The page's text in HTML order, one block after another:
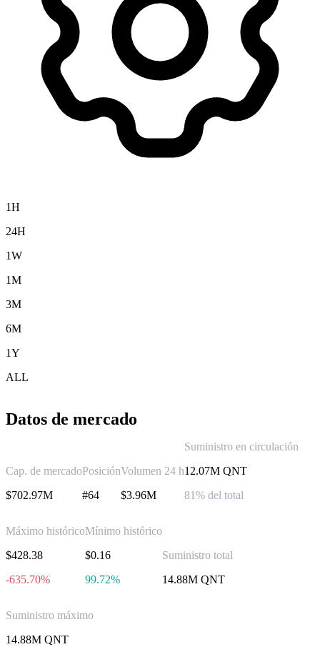
1H
24H
1W
1M
3M
6M
1Y
ALL
Datos de mercado
Cap. de mercado
$702.97M
Posición
#64
Volumen 24 h
$3.96M
Suministro en circulación
12.07M QNT
81% del total
Máximo histórico
$428.38
-635.70%
Mínimo histórico
$0.16
99.72%
Suministro total
14.88M QNT
Suministro máximo
14.88M QNT